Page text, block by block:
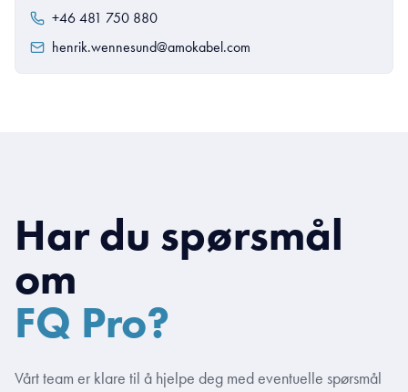
+46 481 750 880
henrik.wennesund@amokabel.com
Har du spørsmål
om
FQ Pro?
Vårt team er klare til å hjelpe deg med eventuelle spørsmål